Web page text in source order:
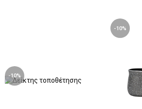
-10%
-10%